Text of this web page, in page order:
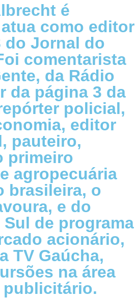
é
como editor
do Jornal do
comentarista
da Rádio
da página 3 da
policial,
editor
pauteiro,
primeiro
agropecuária
brasileira, o
e do
de programa
acionário,
TV Gaúcha,
na área
publicitário.